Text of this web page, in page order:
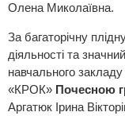
Олена Миколаївна.
За багаторічну
діяльності та
навчального
«КРОК» Почесною
Аргатюк Ірина